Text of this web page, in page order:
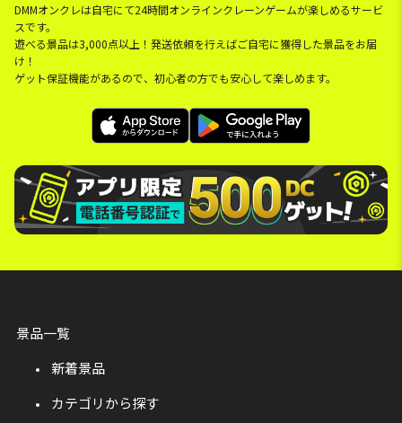
DMMオンクレは自宅にて24時間オンラインクレーンゲームが楽しめるサービ
スです。
遊べる景品は3,000点以上！発送依頼を行えばご自宅に獲得した景品をお届
け！
ゲット保証機能があるので、初心者の方でも安心して楽しめます。
景品一覧
新着景品
カテゴリから探す